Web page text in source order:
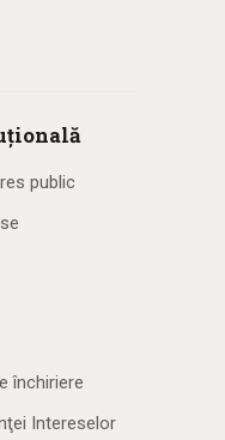
public
închiriere
Intereselor